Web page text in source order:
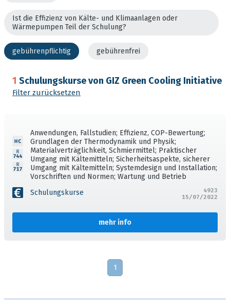
Ist die Effizienz von Kälte- und Klimaanlagen oder
Wärmepumpen Teil der Schulung?
gebührenpflichtig gebührenfrei
1 Schulungskurse von GIZ Green Cooling Initiative
Filter zurücksetzen
Anwendungen, Fallstudien; Effizienz, COP-Bewertung;
Grundlagen der Thermodynamik und Physik;
Materialverträglichkeit, Schmiermittel; Praktischer
Umgang mit Kältemitteln; Sicherheitsaspekte, sicherer
Umgang mit Kältemitteln; Systemdesign und Installation;
Vorschriften und Normen; Wartung und Betrieb
Schulungskurse
mehr info
4923
15/07/2022
1